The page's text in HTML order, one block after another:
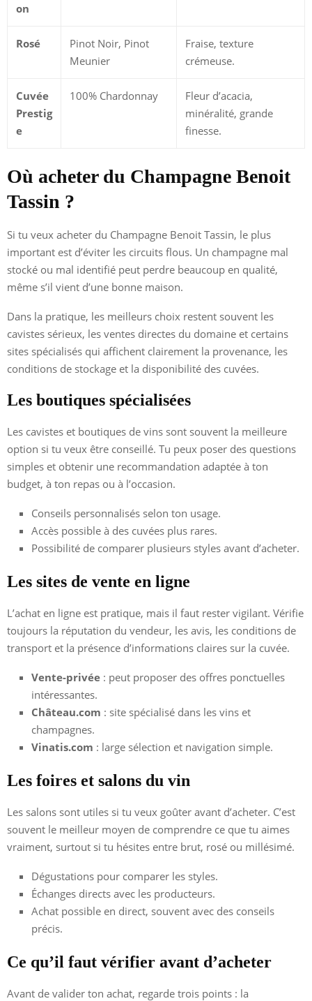
on
Rosé
Pinot Noir, Pinot
Meunier
Fraise, texture
crémeuse.
Cuvée
Prestig
e
100% Chardonnay
Fleur d’acacia,
minéralité, grande
finesse.
Où acheter du Champagne Benoit
Tassin ?
Si tu veux acheter du Champagne Benoit Tassin, le plus
important est d’éviter les circuits flous. Un champagne mal
stocké ou mal identifié peut perdre beaucoup en qualité,
même s’il vient d’une bonne maison.
Dans la pratique, les meilleurs choix restent souvent les
cavistes sérieux, les ventes directes du domaine et certains
sites spécialisés qui affichent clairement la provenance, les
conditions de stockage et la disponibilité des cuvées.
Les boutiques spécialisées
Les cavistes et boutiques de vins sont souvent la meilleure
option si tu veux être conseillé. Tu peux poser des questions
simples et obtenir une recommandation adaptée à ton
budget, à ton repas ou à l’occasion.
Conseils personnalisés selon ton usage.
Accès possible à des cuvées plus rares.
Possibilité de comparer plusieurs styles avant d’acheter.
Les sites de vente en ligne
L’achat en ligne est pratique, mais il faut rester vigilant. Vérifie
toujours la réputation du vendeur, les avis, les conditions de
transport et la présence d’informations claires sur la cuvée.
Vente-privée : peut proposer des offres ponctuelles
intéressantes.
Château.com : site spécialisé dans les vins et
champagnes.
Vinatis.com : large sélection et navigation simple.
Les foires et salons du vin
Les salons sont utiles si tu veux goûter avant d’acheter. C’est
souvent le meilleur moyen de comprendre ce que tu aimes
vraiment, surtout si tu hésites entre brut, rosé ou millésimé.
Dégustations pour comparer les styles.
Échanges directs avec les producteurs.
Achat possible en direct, souvent avec des conseils
précis.
Ce qu’il faut vérifier avant d’acheter
Avant de valider ton achat, regarde trois points : la